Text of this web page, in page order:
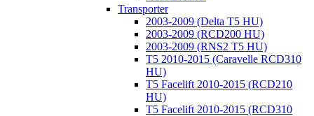
Transporter
2003-2009 (Delta T5 HU)
2003-2009 (RCD200 HU)
2003-2009 (RNS2 T5 HU)
T5 2010-2015 (Caravelle RCD310
HU)
T5 Facelift 2010-2015 (RCD210
HU)
T5 Facelift 2010-2015 (RCD310